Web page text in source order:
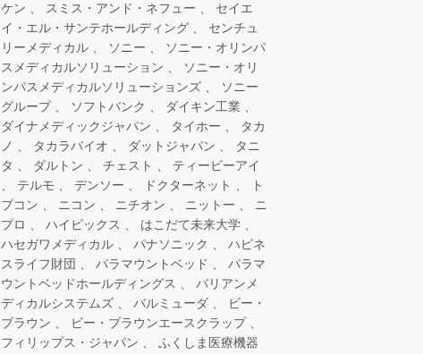
ケン
スミス・アンド・ネフュー
セイエ
イ・エル・サンテホールディング
センチュ
リーメディカル
ソニー
ソニー・オリンパ
スメディカルソリューション
ソニー・オリ
ンパスメディカルソリューションズ
ソニー
グループ
ソフトバンク
ダイキン工業
ダイナメディックジャパン
タイホー
タカ
ノ
タカラバイオ ダットジャパン
タニ
タ
ダルトン チェスト
ティービーアイ
テルモ
デンソー ドクターネット
ト
プコン
ニコン ニチオン ニットー
ニ
プロ
ハイビックス
はこだて未来大学
ハセガワメディカル
パナソニック
ハピネ
スライフ財団
パラマウントベッド
パラマ
ウントベッドホールディングス
バリアンメ
ディカルシステムズ
バルミューダ
ビー・
ブラウン
ビー・ブラウンエースクラップ
フィリップス・ジャパン
ふくしま医療機器